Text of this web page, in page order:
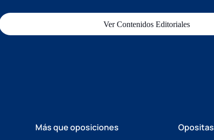
Ver Contenidos Editoriales
Más que oposiciones Opositas